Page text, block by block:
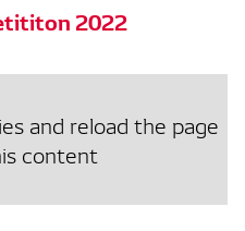
2022
and reload the page
content